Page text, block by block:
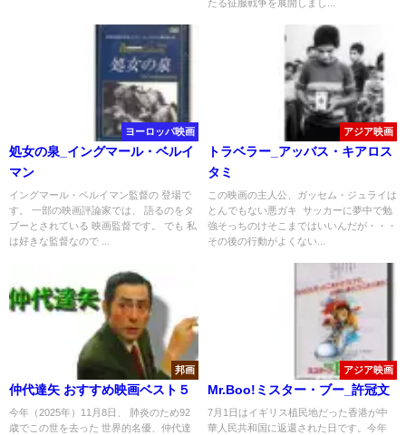
たる征服戦争を展開しまし...
ヨーロッパ映画
処女の泉_イングマール・ベルイ
マン
イングマール・ベルイマン監督の 登場で
す。 一部の映画評論家では、 語るのをタ
ブーとされている 映画監督です。 でも 私
は好きな監督なので ...
アジア映画
トラベラー_アッバス・キアロス
タミ
この映画の主人公、ガッセム・ジュライは
とんでもない悪ガキ サッカーに夢中で勉
強そっちのけそこまではいいんだが・・・
その後の行動がよくない...
邦画
仲代達矢 おすすめ映画ベスト５
今年（2025年）11月8日、 肺炎のため92
歳でこの世を去った 世界的名優、仲代達
アジア映画
Mr.Boo!ミスター・ブー_許冠文
7月1日はイギリス植民地だった香港が中
華人民共和国に返還された日です。今年